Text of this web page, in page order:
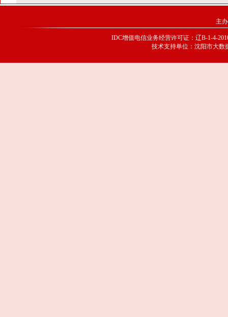
主
IDC增值电信业务经营许可证：辽B-1-4-
技术支持单位：沈阳市大数